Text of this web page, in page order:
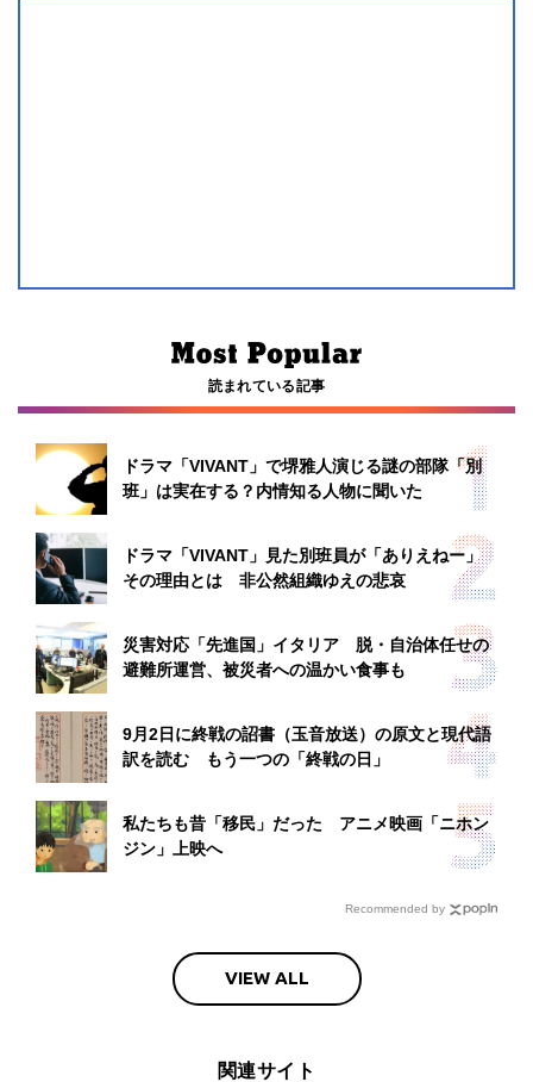
読まれている記事
ドラマ「VIVANT」で堺雅人演じる謎の部隊「別
班」は実在する？内情知る人物に聞いた
ドラマ「VIVANT」見た別班員が「ありえねー」
その理由とは 非公然組織ゆえの悲哀
災害対応「先進国」イタリア 脱・自治体任せの
避難所運営、被災者への温かい食事も
9月2日に終戦の詔書（玉音放送）の原文と現代語
訳を読む もう一つの「終戦の日」
私たちも昔「移民」だった アニメ映画「ニホン
ジン」上映へ
Recommended by
VIEW ALL
関連サイト